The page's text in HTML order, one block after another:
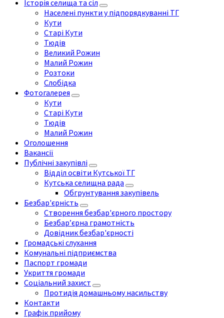
Історія селища та сіл
Населені пункти у підпорядкуванні ТГ
Кути
Старі Кути
Тюдів
Великий Рожин
Малий Рожин
Розтоки
Слобідка
Фотогалерея
Кути
Старі Кути
Тюдів
Малий Рожин
Оголошення
Вакансії
Публічні закупівлі
Відділ освіти Кутської ТГ
Кутська селищна рада
Обгрунтування закупівель
Безбар'єрність
Створення безбар'єрного простору
Безбар’єрна грамотність
Довідник безбар'єрності
Громадські слухання
Комунальні підприємства
Паспорт громади
Укриття громади
Соціальний захист
Протидія домашньому насильству
Контакти
Графік прийому